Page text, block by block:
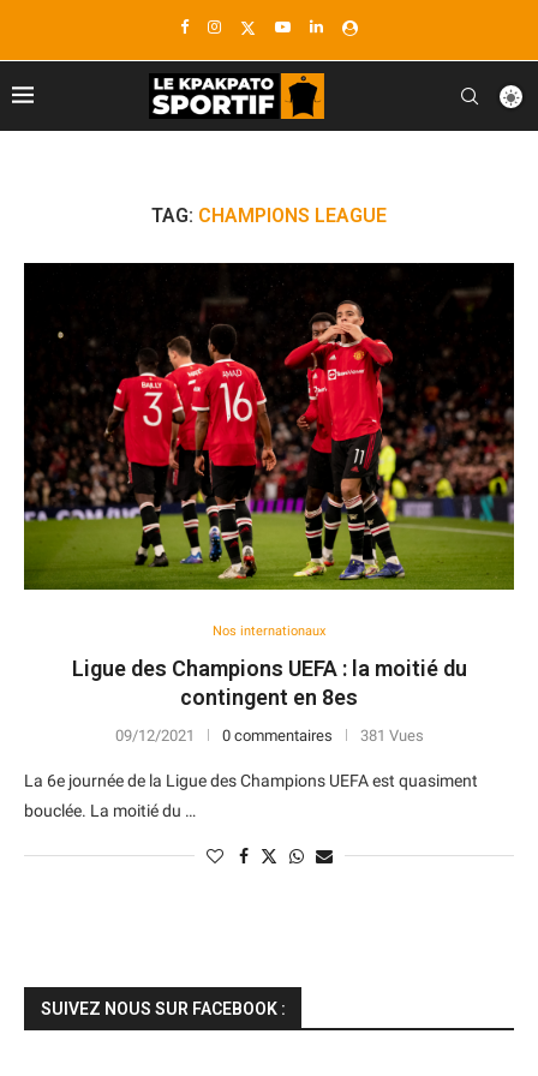
TAG: CHAMPIONS LEAGUE
Nos internationaux
Ligue des Champions UEFA : la moitié du
contingent en 8es
09/12/2021 0 commentaires 381 Vues
La 6e journée de la Ligue des Champions UEFA est quasiment
bouclée. La moitié du …
SUIVEZ NOUS SUR FACEBOOK :